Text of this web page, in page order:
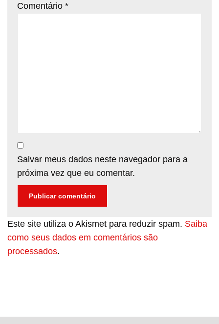
Comentário *
Salvar meus dados neste navegador para a
próxima vez que eu comentar.
Este site utiliza o Akismet para reduzir spam. Saiba
como seus dados em comentários são
processados.